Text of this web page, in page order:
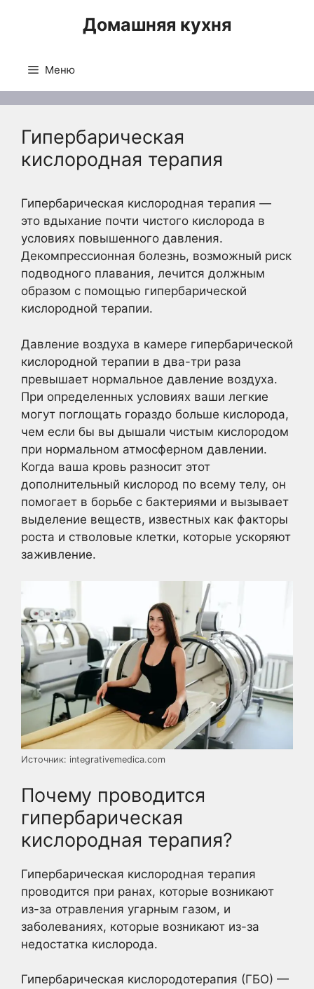
Домашняя кухня
Меню
Гипербарическая
кислородная терапия
Гипербарическая кислородная терапия —
это вдыхание почти чистого кислорода в
условиях повышенного давления.
Декомпрессионная болезнь, возможный риск
подводного плавания, лечится должным
образом с помощью гипербарической
кислородной терапии.
Давление воздуха в камере гипербарической
кислородной терапии в два-три раза
превышает нормальное давление воздуха.
При определенных условиях ваши легкие
могут поглощать гораздо больше кислорода,
чем если бы вы дышали чистым кислородом
при нормальном атмосферном давлении.
Когда ваша кровь разносит этот
дополнительный кислород по всему телу, он
помогает в борьбе с бактериями и вызывает
выделение веществ, известных как факторы
роста и стволовые клетки, которые ускоряют
заживление.
Источник: integrativemedica.com
Почему проводится
гипербарическая
кислородная терапия?
Гипербарическая кислородная терапия
проводится при ранах, которые возникают
из-за отравления угарным газом, и
заболеваниях, которые возникают из-за
недостатка кислорода.
Гипербарическая кислородотерапия (ГБО) —